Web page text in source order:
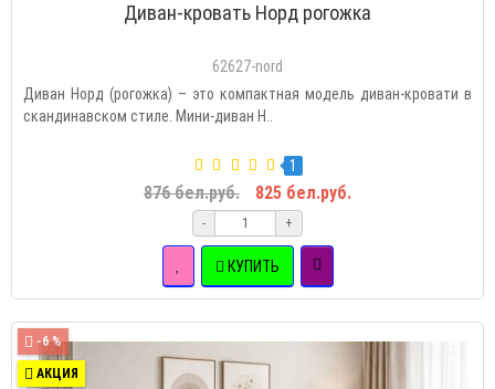
Диван-кровать Норд рогожка
62627-nord
Диван Норд (рогожка) – это компактная модель диван-кровати в
скандинавском стиле. Мини-диван Н..
1
876 бел.руб. 825 бел.руб.
- +
КУПИТЬ
-6 %
АКЦИЯ